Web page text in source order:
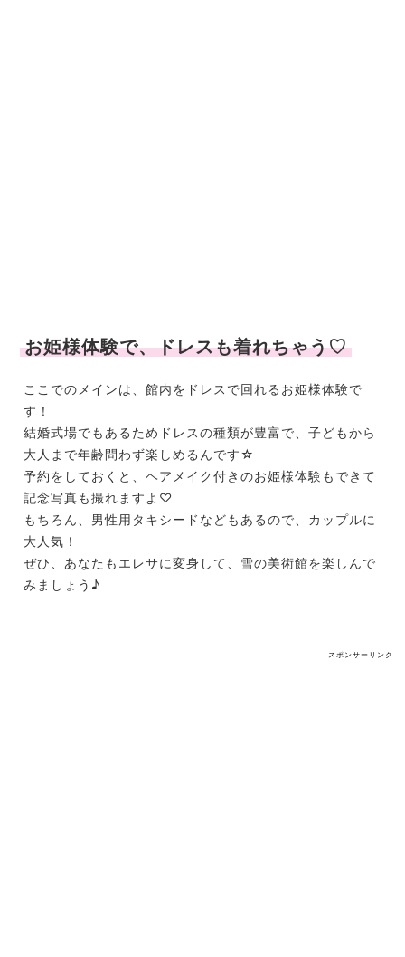
お姫様体験で、ドレスも着れちゃう♡
ここでのメインは、館内をドレスで回れるお姫様体験で
す！
結婚式場でもあるためドレスの種類が豊富で、子どもから
大人まで年齢問わず楽しめるんです☆
予約をしておくと、ヘアメイク付きのお姫様体験もできて
記念写真も撮れますよ♡
もちろん、男性用タキシードなどもあるので、カップルに
大人気！
ぜひ、あなたもエレサに変身して、雪の美術館を楽しんで
みましょう♪
スポンサーリンク